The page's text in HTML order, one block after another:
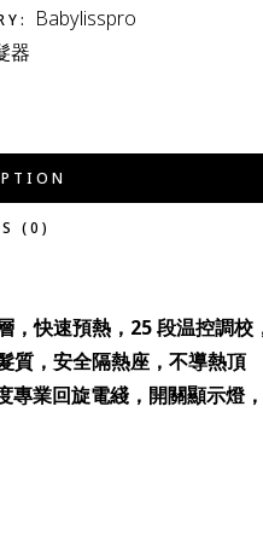
Babylisspro
器
(0)
，快速預熱，25 段温控調校
質，安全隔熱座，不導熱頂
專業回旋電綫，開關顯示燈，